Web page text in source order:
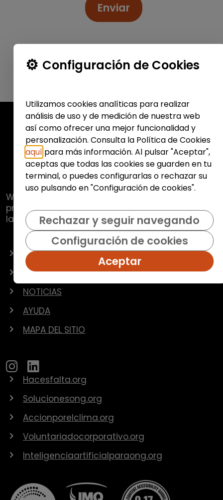
Enviar
Web de
pretende promover y fomentar la inclusión
laboral de colectivos vulnerables.
OFERTAS
EMPRESAS
NOTICIAS
AYUDA
MAPA DEL SITIO
Hacesfalta.org
Solucionesong.org
Accionporelclima.org
Voluntariadocorporativo.org
Inteligenciaartificialparaong.org
Configuración de Cookies
Utilizamos cookies analíticas para realizar
análisis de uso y de medición de nuestra web
así como ofrecer una mejor funcionalidad y
personalización. Consulta la Política de Cookies
aquí para más información. Al pulsar "Aceptar",
aceptas que todas las cookies se guarden en tu
terminal, o puedes configurarlas o rechazar su
uso pulsando en "Configuración de cookies".
Rechazar y seguir navegando
Configuración de cookies
Aceptar